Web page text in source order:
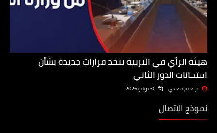
هيئة الرأي في التربية تتخذ قرارات جديدة بشأن
امتحانات الدور الثاني
ابراهيم مهدي 30 يونيو 2026
نموذج الاتصال